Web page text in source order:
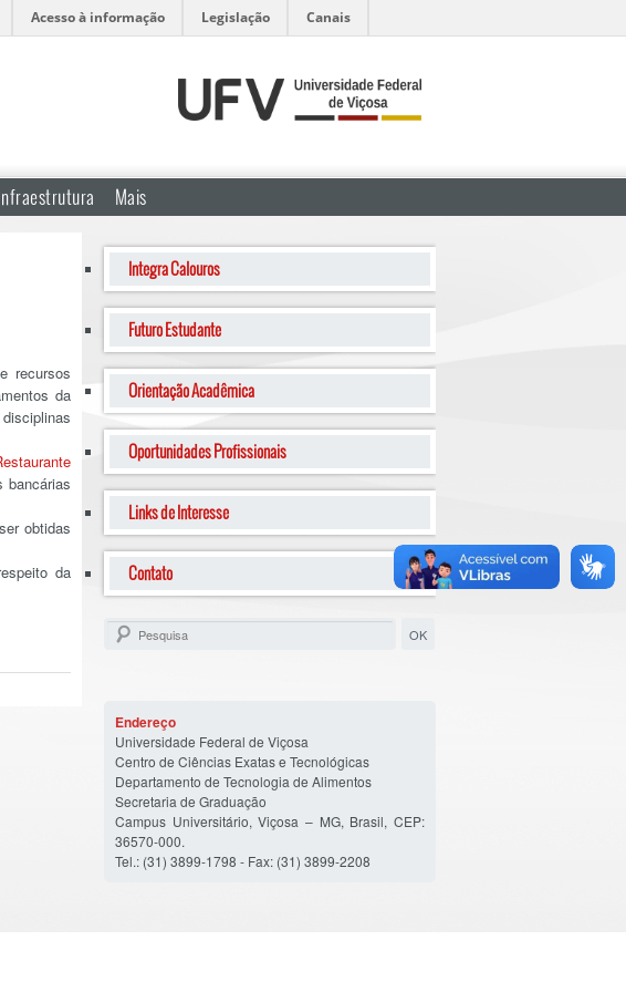
Acesso à informação Legislação Canais
Mais
recursos
da
bancárias
obtidas
da
Integra Calouros
Futuro Estudante
Orientação Acadêmica
Oportunidades Profissionais
Links de Interesse
Contato
Endereço
Universidade Federal de Viçosa
Centro de Ciências Exatas e Tecnológicas
Departamento de Tecnologia de Alimentos
Secretaria de Graduação
Campus Universitário, Viçosa – MG, Brasil, CEP:
36570-000.
Tel.: (31) 3899-1798 - Fax: (31) 3899-2208